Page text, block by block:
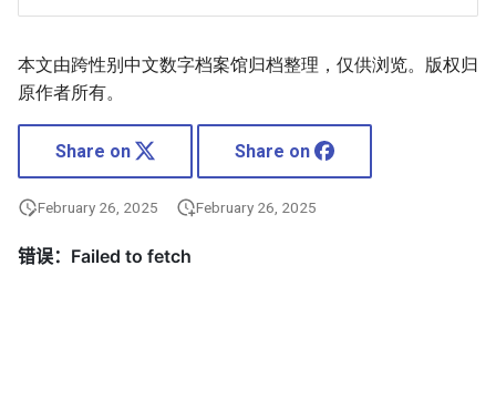
本文由跨性别中文数字档案馆归档整理，仅供浏览。版权归
原作者所有。
Share on Share on
February 26, 2025 February 26, 2025